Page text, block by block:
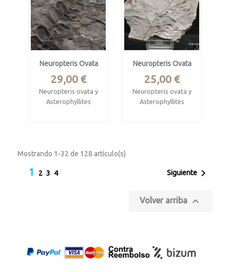
La Magdalena, León
Pieza de 21 x 11 x 1
cm
Neuropteris Ovata
Precio
29,00 €
Neuropteris ovata y
Asterophyllites
La Magdalena, León
Neuropteris Ovata
Precio
25,00 €
Neuropteris ovata y
Asterophyllites
Mostrando 1-32 de 128 artículo(s)
1 23 4 Siguiente
Volver arriba 